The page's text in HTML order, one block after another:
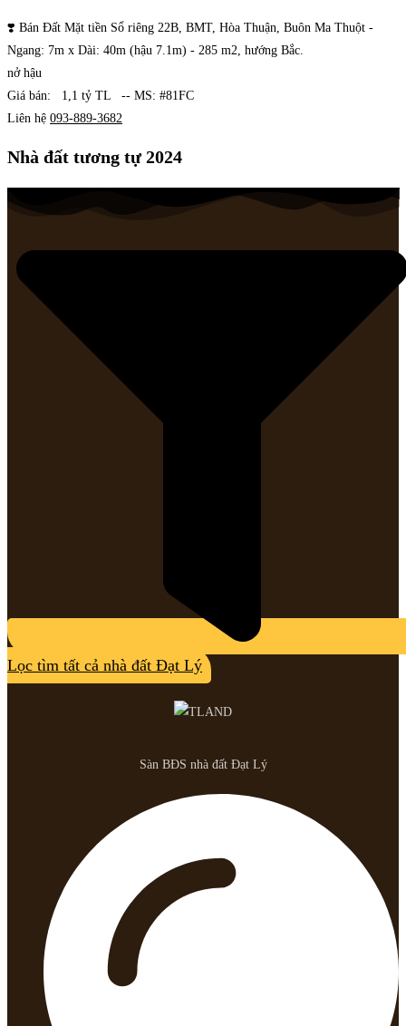
❣️ Bán Đất Mặt tiền Sổ riêng 22B, BMT, Hòa Thuận, Buôn Ma Thuột -
Ngang: 7m x Dài: 40m (hậu 7.1m) - 285 m2, hướng Bắc.
nở hậu
Giá bán: 1,1 tỷ TL -- MS: #81FC
Liên hệ 093-889-3682
Nhà đất tương tự 2024
Lọc tìm tất cả nhà đất Đạt Lý
Sàn BĐS nhà đất Đạt Lý